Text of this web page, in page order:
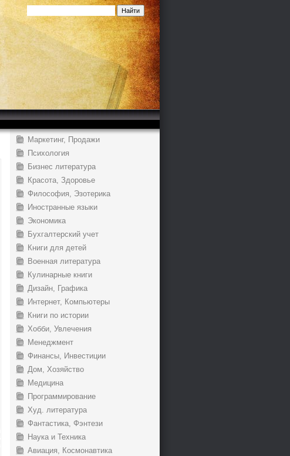
Маркетинг, Продажи
Психология
Бизнес литература
Красота, Здоровье
Философия, Эзотерика
Иностранные языки
Экономика
Бухгалтерский учет
Книги для детей
Военная литература
Кулинарные книги
Дизайн, Графика
Интернет, Компьютеры
Книги по истории
Хобби, Увлечения
Менеджмент
Финансы, Инвестиции
Дом, Хозяйство
Медицина
Программирование
Худ. литература
Фантастика, Фэнтези
Наука и Техника
Авиация, Космонавтика